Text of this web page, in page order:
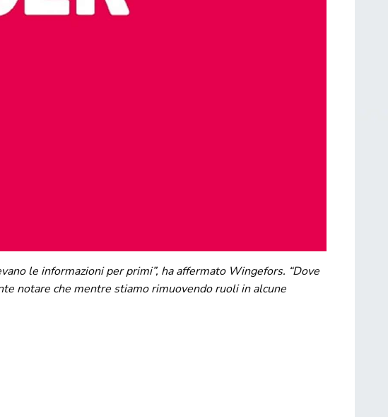
le informazioni per primi”, ha affermato Wingefors. “Dove
notare che mentre stiamo rimuovendo ruoli in alcune